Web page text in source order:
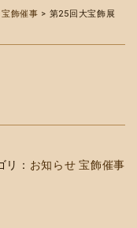
宝飾催事 > 第25回大宝飾展
リ： お知らせ 宝飾催事